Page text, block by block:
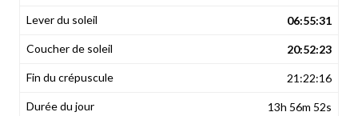
06:55:31
20:52:23
21:22:16
13h 56m 52s